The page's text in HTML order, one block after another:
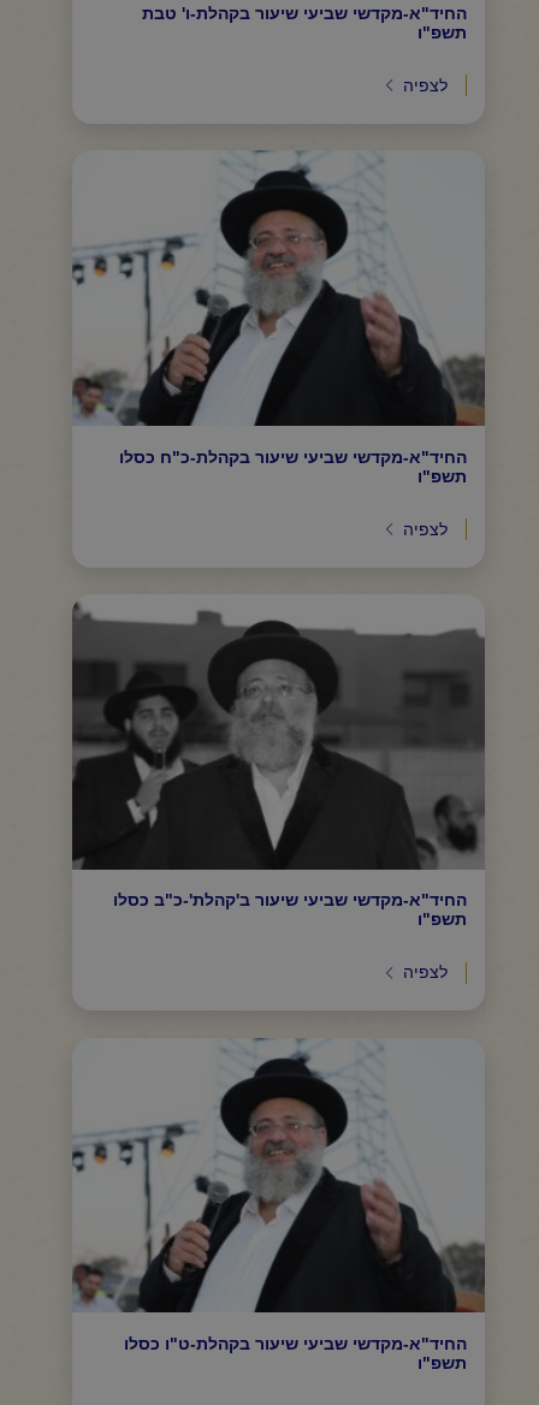
החיד"א-מקדשי שביעי שיעור בקהלת-ו' טבת
תשפ"ו
לצפיה
החיד"א-מקדשי שביעי שיעור בקהלת-כ"ח כסלו
תשפ"ו
לצפיה
החיד"א-מקדשי שביעי שיעור ב'קהלת'-כ"ב כסלו
תשפ"ו
לצפיה
החיד"א-מקדשי שביעי שיעור בקהלת-ט"ו כסלו
תשפ"ו